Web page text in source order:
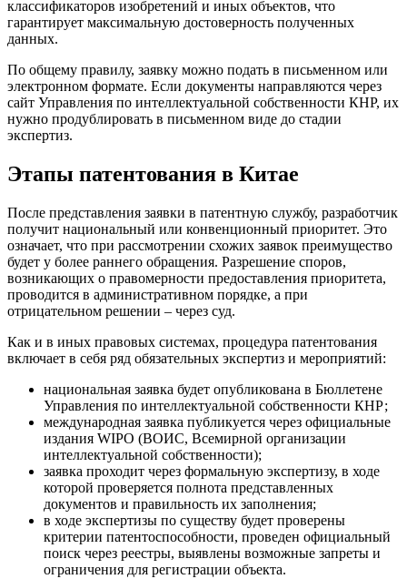
классификаторов изобретений и иных объектов, что
гарантирует максимальную достоверность полученных
данных.
По общему правилу, заявку можно подать в письменном или
электронном формате. Если документы направляются через
сайт Управления по интеллектуальной собственности КНР, их
нужно продублировать в письменном виде до стадии
экспертиз.
Этапы патентования в Китае
После представления заявки в патентную службу, разработчик
получит национальный или конвенционный приоритет. Это
означает, что при рассмотрении схожих заявок преимущество
будет у более раннего обращения. Разрешение споров,
возникающих о правомерности предоставления приоритета,
проводится в административном порядке, а при
отрицательном решении – через суд.
Как и в иных правовых системах, процедура патентования
включает в себя ряд обязательных экспертиз и мероприятий:
национальная заявка будет опубликована в Бюллетене
Управления по интеллектуальной собственности КНР;
международная заявка публикуется через официальные
издания WIPO (ВОИС, Всемирной организации
интеллектуальной собственности);
заявка проходит через формальную экспертизу, в ходе
которой проверяется полнота представленных
документов и правильность их заполнения;
в ходе экспертизы по существу будет проверены
критерии патентоспособности, проведен официальный
поиск через реестры, выявлены возможные запреты и
ограничения для регистрации объекта.